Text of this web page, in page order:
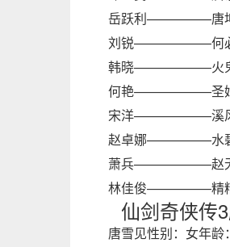
岳跃利—————唐
刘锐——————何
韩晓——————火
何艳——————圣
宋洋——————溪
赵卓娜—————水
萧兵——————赵
林佳俊—————精
仙剑奇侠传
唐雪见性别：女年